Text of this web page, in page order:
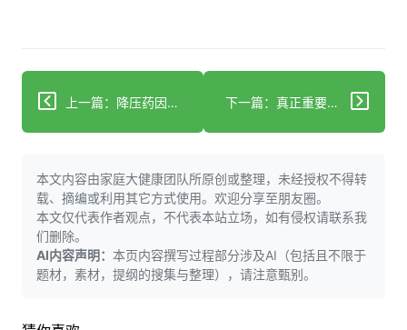
上一篇：降压药因潜在致癌风险被召回：俄亥俄州居民健康影响分析 下一篇：真正重要的五大健康与健身数据
本文内容由家庭大健康团队所原创或整理，未经授权不得转
载、摘编或利用其它方式使用。欢迎分享至朋友圈。
本文仅代表作者观点，不代表本站立场，如有侵权请联系我
们删除。
AI内容声明： 本页内容撰写过程部分涉及AI（包括且不限于
题材，素材，提纲的搜集与整理），请注意甄别。